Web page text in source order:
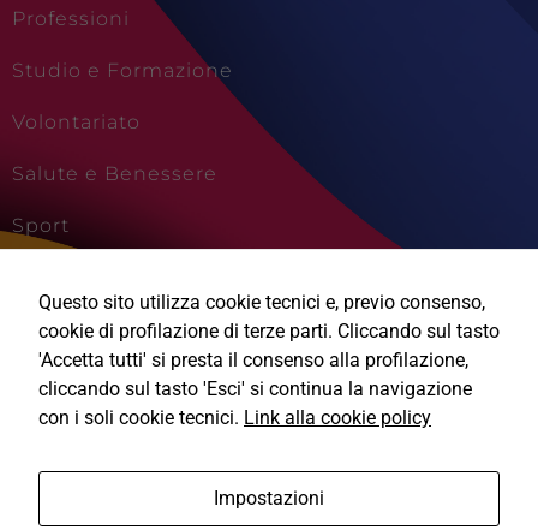
Professioni
Studio e Formazione
Volontariato
Salute e Benessere
Sport
Viaggi e Vacanze
Ⓒ2026, Technical Design s.r.l.
Questo sito utilizza cookie tecnici e, previo consenso,
cookie di profilazione di terze parti. Cliccando sul tasto
'Accetta tutti' si presta il consenso alla profilazione,
cliccando sul tasto 'Esci' si continua la navigazione
con i soli cookie tecnici. Link alla cookie policy
Impostazioni
funzionamento
del sito e non
possono
essere
Questi cookie
non
raccolgono
informazioni
personali.